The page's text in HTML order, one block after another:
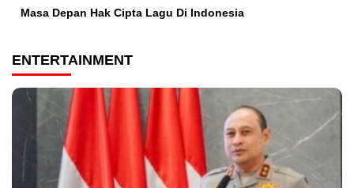
Masa Depan Hak Cipta Lagu Di Indonesia
ENTERTAINMENT